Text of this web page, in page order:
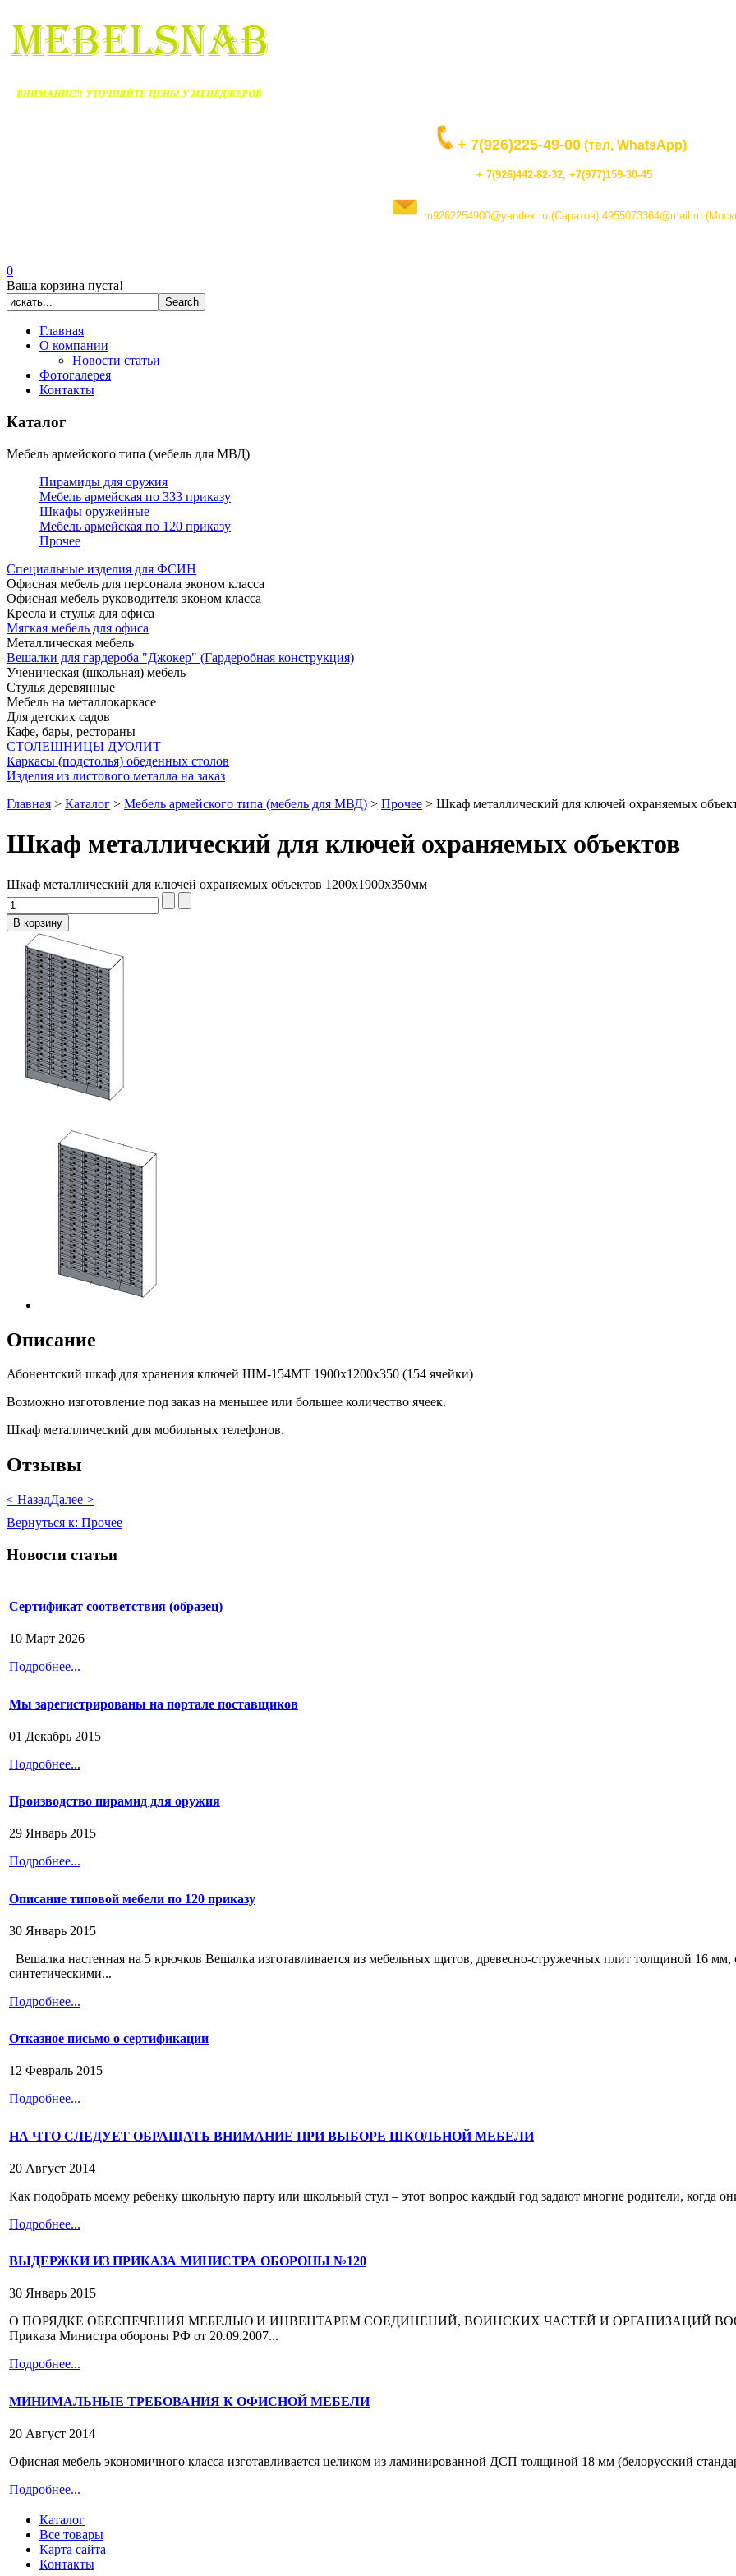
+ 7(926)225-49-00 (тел, WhatsApp)
+ 7(926)442-82-32, +7(977)159-30-45
m9262254900@yandex.ru (Саратов) 4955073364@mail.ru
0
Ваша корзина пуста!
Главная
О компании
Новости статьи
Фотогалерея
Контакты
Каталог
Мебель армейского типа (мебель для МВД)
Пирамиды для оружия
Мебель армейская по 333 приказу
Шкафы оружейные
Мебель армейская по 120 приказу
Прочее
Специальные изделия для ФСИН
Офисная мебель для персонала эконом класса
Офисная мебель руководителя эконом класса
Кресла и стулья для офиса
Мягкая мебель для офиса
Металлическая мебель
Вешалки для гардероба "Джокер" (Гардеробная конструкция)
Ученическая (школьная) мебель
Стулья деревянные
Мебель на металлокаркасе
Для детских садов
Кафе, бары, рестораны
СТОЛЕШНИЦЫ ДУОЛИТ
Каркасы (подстолья) обеденных столов
Изделия из листового металла на заказ
Главная > Каталог > Мебель армейского типа (мебель для МВД) > Прочее > Шкаф металлический для ключей охраняемых
Шкаф металлический для ключей охраняемых объектов
Шкаф металлический для ключей охраняемых объектов 1200х1900х350мм
Описание
Абонентский шкаф для хранения ключей ШМ-154МТ 1900х1200х350 (154 ячейки)
Возможно изготовление под заказ на меньшее или большее количество ячеек.
Шкаф металлический для мобильных телефонов.
Отзывы
< НазадДалее >
Вернуться к: Прочее
Новости статьи
Сертификат соответствия (образец)
10 Март 2026
Подробнее...
Мы зарегистрированы на портале поставщиков
01 Декабрь 2015
Подробнее...
Производство пирамид для оружия
29 Январь 2015
Подробнее...
Описание типовой мебели по 120 приказу
30 Январь 2015
Вешалка настенная на 5 крючков Вешалка изготавливается из мебельных щитов, древесно-стружечных плит толщиной 16
синтетическими...
Подробнее...
Отказное письмо о сертификации
12 Февраль 2015
Подробнее...
НА ЧТО СЛЕДУЕТ ОБРАЩАТЬ ВНИМАНИЕ ПРИ ВЫБОРЕ ШКОЛЬНОЙ МЕБЕЛИ
20 Август 2014
Как подобрать моему ребенку школьную парту или школьный стул – этот вопрос каждый год задают многие родители, когда
Подробнее...
ВЫДЕРЖКИ ИЗ ПРИКАЗА МИНИСТРА ОБОРОНЫ №120
30 Январь 2015
О ПОРЯДКЕ ОБЕСПЕЧЕНИЯ МЕБЕЛЬЮ И ИНВЕНТАРЕМ СОЕДИНЕНИЙ, ВОИНСКИХ ЧАСТЕЙ И ОРГАНИЗАЦИЙ
Приказа Министра обороны РФ от 20.09.2007...
Подробнее...
МИНИМАЛЬНЫЕ ТРЕБОВАНИЯ К ОФИСНОЙ МЕБЕЛИ
20 Август 2014
Офисная мебель экономичного класса изготавливается целиком из ламинированной ДСП толщиной 18 мм (белорусский
Подробнее...
Каталог
Все товары
Карта сайта
Контакты